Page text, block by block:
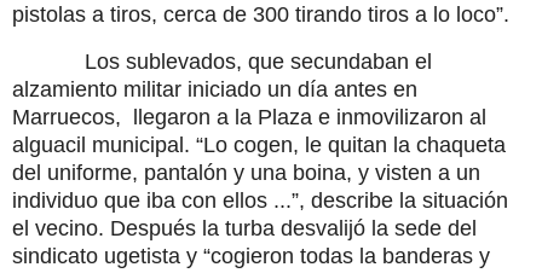
pistolas a tiros, cerca de 300 tirando tiros a lo loco”.
Los sublevados, que secundaban el
alzamiento militar iniciado un día antes en
Marruecos, llegaron a la Plaza e inmovilizaron al
alguacil municipal. “Lo cogen, le quitan la chaqueta
del uniforme, pantalón y una boina, y visten a un
individuo que iba con ellos ...”, describe la situación
el vecino. Después la turba desvalijó la sede del
sindicato ugetista y “cogieron todas la banderas y